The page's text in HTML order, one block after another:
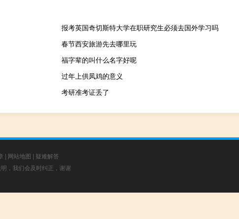
报考英国奇切斯特大学在职研究生必须去国外学习吗
春节西安旅游先去哪里玩
福字辈的叫什么名字好呢
过年上供凤鸡的意义
考研准考证丢了
| 网站地图 | 疑难解答
，我们会及时纠正，谢谢